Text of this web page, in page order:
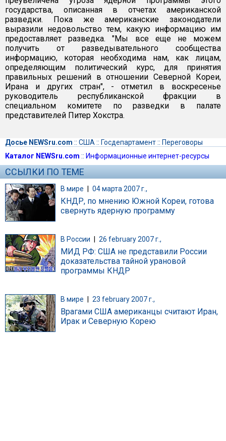
государства, описанная в отчетах американской
разведки. Пока же американские законодатели
выразили недовольство тем, какую информацию им
предоставляет разведка. "Мы все еще не можем
получить от разведывательного сообщества
информацию, которая необходима нам, как лицам,
определяющим политический курс, для принятия
правильных решений в отношении Северной Кореи,
Ирана и других стран", - отметил в воскресенье
руководитель республиканской фракции в
специальном комитете по разведки в палате
представителей Питер Хокстра.
Досье NEWSru.com :: США :: Госдепартамент:: Переговоры
Каталог NEWSru.com :: Информационные интернет-ресурсы
ССЫЛКИ ПО ТЕМЕ
В мире | 04 марта 2007 г.,
КНДР, по мнению Южной Кореи, готова
свернуть ядерную программу
В России 26 february 2007 г.,
МИД РФ: США не представили России
доказательства тайной урановой
программы КНДР
В мире 23 february 2007 г.,
Врагами США американцы считают Иран,
Ирак и Северную Корею